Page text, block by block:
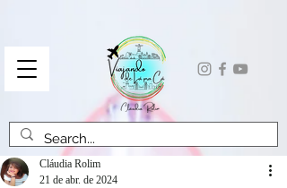
Cláudia Rolim
21 de abr. de 2024